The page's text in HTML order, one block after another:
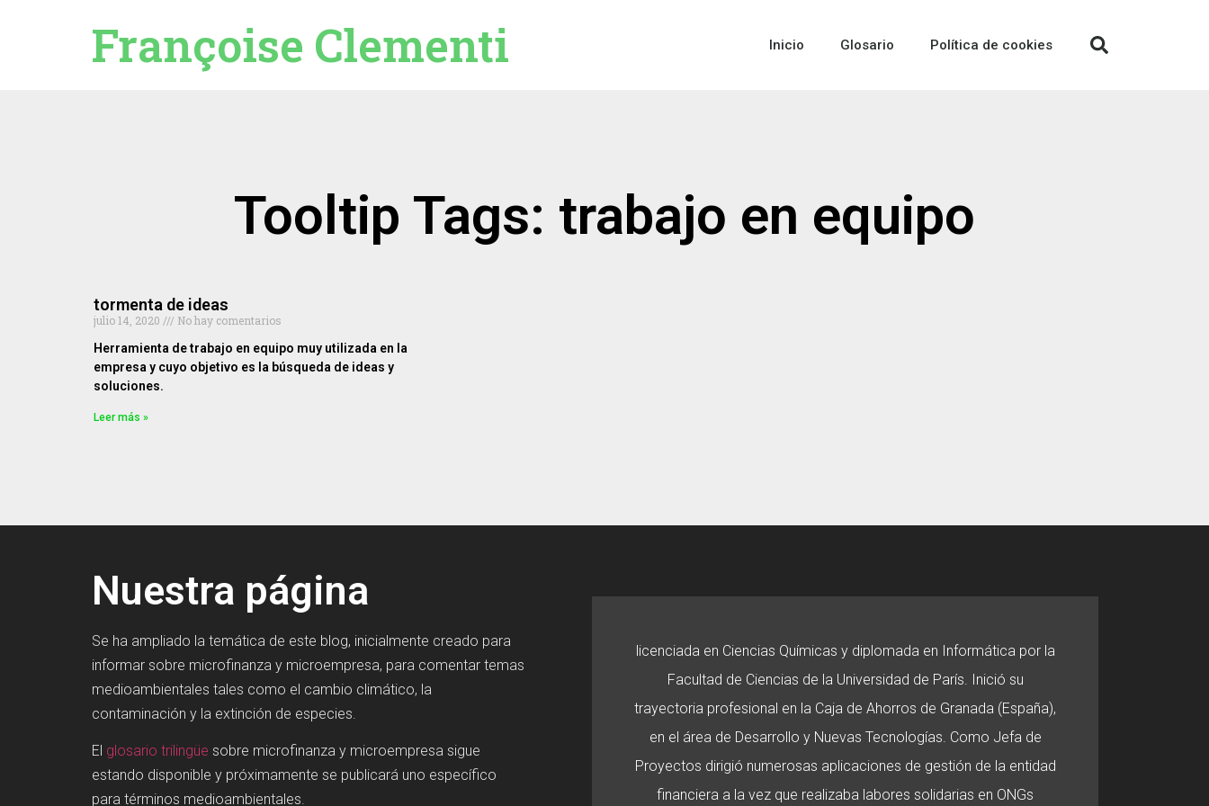
Françoise Clementi Inicio Glosario Política de cookies
Tooltip Tags: trabajo en equipo
tormenta de ideas
julio 14, 2020
No hay comentarios
Herramienta de trabajo en equipo muy utilizada en la
empresa y cuyo objetivo es la búsqueda de ideas y
soluciones.
Leer más »
Nuestra página
Se ha ampliado la temática de este blog, inicialmente creado para
informar sobre microfinanza y microempresa, para comentar temas
medioambientales tales como el cambio climático, la
contaminación y la extinción de especies.
El glosario trilingüe sobre microfinanza y microempresa sigue
estando disponible y próximamente se publicará uno específico
para términos medioambientales.
licenciada en Ciencias Químicas y diplomada en Informática por la
Facultad de Ciencias de la Universidad de París. Inició su
trayectoria profesional en la Caja de Ahorros de Granada (España),
en el área de Desarrollo y Nuevas Tecnologías. Como Jefa de
Proyectos dirigió numerosas aplicaciones de gestión de la entidad
financiera a la vez que realizaba labores solidarias en ONGs